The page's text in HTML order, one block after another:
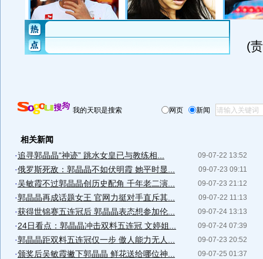
(
我的天职是搜索 网页 新闻
相关新闻
09-07-22 13:52
·追寻郭晶晶“神迹” 跳水女皇已与教练相...
09-07-23 09:11
·俄罗斯死敌：郭晶晶不如伏明霞 她平时显...
09-07-23 21:12
·吴敏霞不过郭晶晶创历史配角 千年老二演...
09-07-22 11:13
·郭晶晶再成话题女王 官网力挺对手直斥其...
09-07-24 13:13
·获得世锦赛五连冠后 郭晶晶表态想参加伦...
09-07-24 07:39
·24日看点：郭晶晶冲击双料五连冠 文婷姐...
09-07-23 20:52
·郭晶晶距双料五连冠仅一步 傲人能力无人...
09-07-25 01:37
·颁奖后吴敏霞撇下郭晶晶 鲜花送给哪位神...